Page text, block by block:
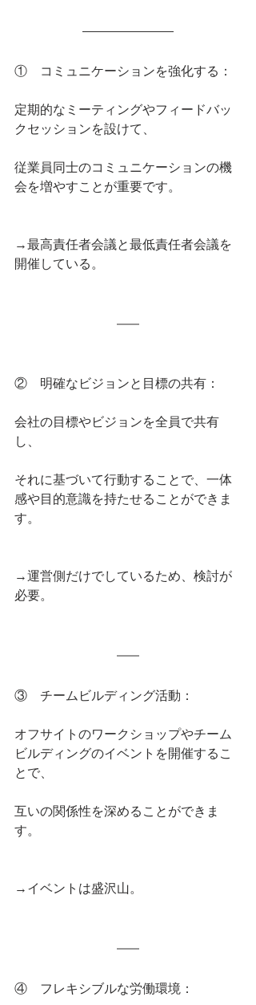
①    コミュニケーションを強化する：
定期的なミーティングやフィードバッ
クセッションを設けて、
従業員同士のコミュニケーションの機
会を増やすことが重要です。
→最高責任者会議と最低責任者会議を
開催している。
②    明確なビジョンと目標の共有：
会社の目標やビジョンを全員で共有
し、
それに基づいて行動することで、一体
感や目的意識を持たせることができま
す。
→運営側だけでしているため、検討が
必要。
③    チームビルディング活動：
オフサイトのワークショップやチーム
ビルディングのイベントを開催するこ
とで、
互いの関係性を深めることができま
す。
→イベントは盛沢山。
④    フレキシブルな労働環境：